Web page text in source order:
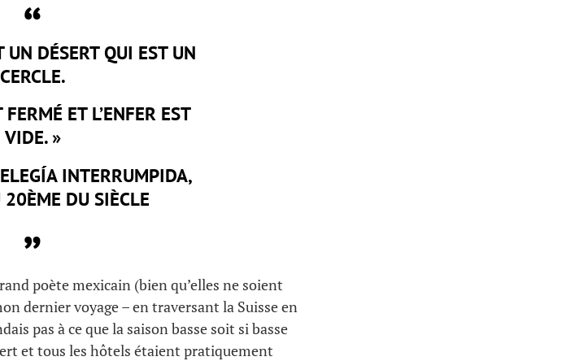
UN DÉSERT QUI EST UN
CERCLE.
ET L’ENFER EST
VIDE. »
INTERRUMPIDA,
DU SIÈCLE
poète mexicain (bien qu’elles ne soient
dernier voyage – en traversant la Suisse en
pas à ce que la saison basse soit si basse
et tous les hôtels étaient pratiquement